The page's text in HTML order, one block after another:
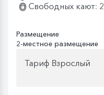
Свободных кают: 2
Размещение
2-местное размещение
Тариф Взрослый